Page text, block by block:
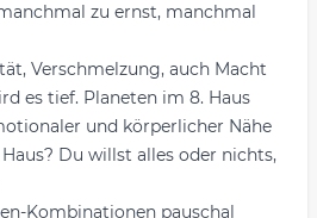
zu ernst, manchmal
Verschmelzung, auch Macht
es tief. Planeten im 8. Haus
und körperlicher Nähe
Du willst alles oder nichts,
Kombinationen pauschal